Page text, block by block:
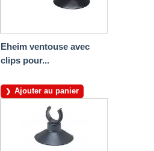
Eheim ventouse avec
clips pour...
Ajouter au panier